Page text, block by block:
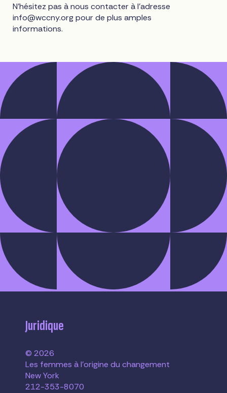
N'hésitez pas à nous contacter à l'adresse
info@wccny.org pour de plus amples
informations.
Juridique
© 2026
Les femmes à l'origine du changement
New York
212-353-8070